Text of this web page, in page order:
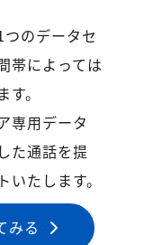
のデータセ
帯によっては
。
専用データ
た通話を提
たします。
みる